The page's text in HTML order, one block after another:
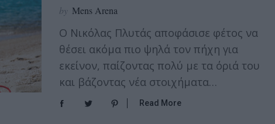
by Mens Arena
Ο Νικόλας Πλυτάς αποφάσισε φέτος να
θέσει ακόμα πιο ψηλά τον πήχη για
εκείνον, παίζοντας πολύ με τα όριά του
και βάζοντας νέα στοιχήματα…
Read More